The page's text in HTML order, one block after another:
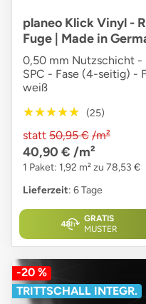
planeo Klick Vinyl -
Fuge | Made in
0,50 mm Nutzschicht -
SPC - Fase (4-seitig) -
weiß
★★★★★
★★★★★ (25)
statt 50,95 € /m²
40,90 € /m²
1 Paket: 1,92 m² zu 78,53 €
Lieferzeit: 6 Tage
GRATIS
MUSTER
-20 %
TRITTSCHALL INTEGR.